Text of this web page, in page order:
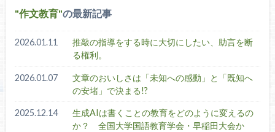
作文教育 の最新記事
2026.01.11
推敲の指導をする時に大切にしたい、助言を断
る権利。
2026.01.07
文章のおいしさは「未知への感動」と「既知へ
の安堵」で決まる!?
2025.12.14
生成AIは書くことの教育をどのように変えるの
か？ 全国大学国語教育学会・早稲田大会か